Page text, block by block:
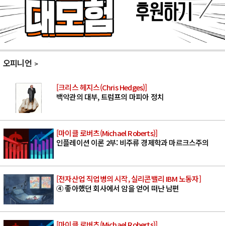
오피니언
[크리스 헤지스(Chris Hedges)]
백악관의 대부, 트럼프의 마피아 정치
[마이클 로버츠(Michael Roberts)]
인플레이션 이론 2부: 비주류 경제학과 마르크스주의
[전자산업 직업병의 시작, 실리콘밸리 IBM 노동자]
④ 좋아했던 회사에서 암을 얻어 떠난 남편